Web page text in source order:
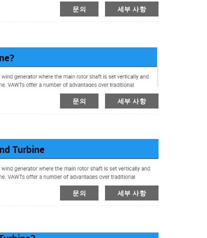
문의 세부 사항
문의 세부 사항
문의 세부 사항